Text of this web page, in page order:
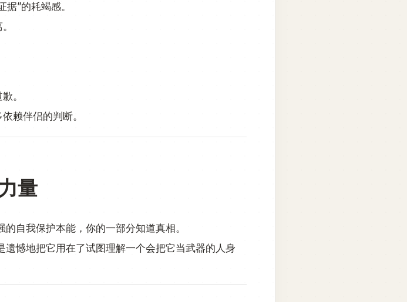
”的耗竭感。
。
赖伴侣的判断。
量
自我保护本能，你的一部分知道真相。
憾地把它用在了试图理解一个会把它当武器的人身